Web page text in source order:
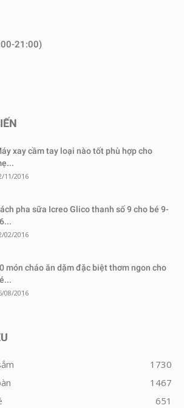
21:00)
xay cầm tay loại nào tốt phù hợp cho
11/2016
pha sữa Icreo Glico thanh số 9 cho bé 9-
02/2016
món cháo ăn dặm đặc biệt thơm ngon cho
08/2016
1730
1467
651